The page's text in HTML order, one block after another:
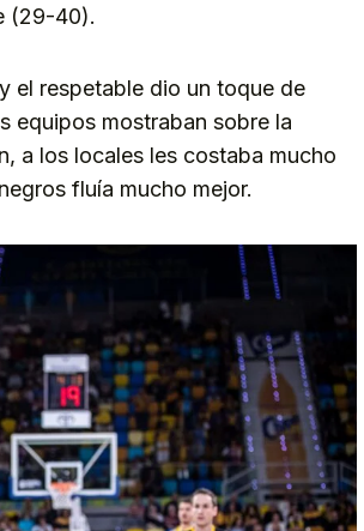
(29-40).
el respetable dio un toque de
equipos mostraban sobre la
a los locales les costaba mucho
fluía mucho mejor.